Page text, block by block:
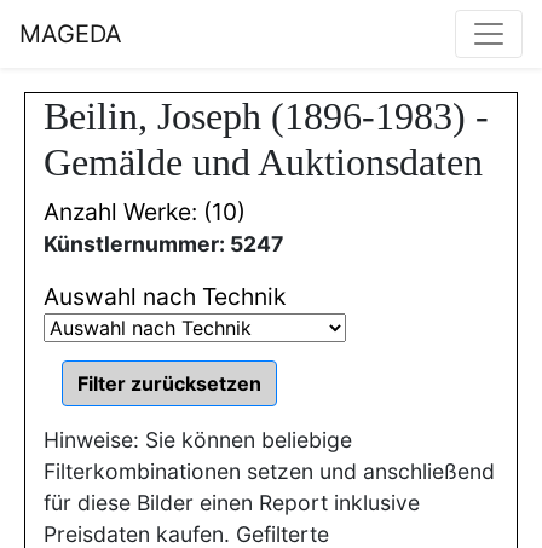
MAGEDA
Beilin, Joseph (1896-1983) -
Gemälde und Auktionsdaten
Anzahl Werke: (10)
Künstlernummer: 5247
Auswahl nach Technik
Hinweise: Sie können beliebige
Filterkombinationen setzen und anschließend
für diese Bilder einen Report inklusive
Preisdaten kaufen. Gefilterte